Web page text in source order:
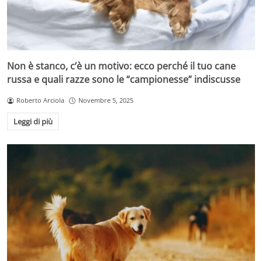
Non è stanco, c’è un motivo: ecco perché il tuo cane
russa e quali razze sono le “campionesse” indiscusse
Roberto Arciola Novembre 5, 2025
Leggi di più